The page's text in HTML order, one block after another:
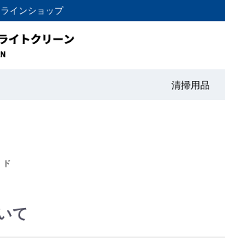
インショップ
清掃用品
て